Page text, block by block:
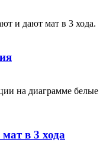
и дают мат в 3 хода.
на диаграмме белые
мат в 3 хода